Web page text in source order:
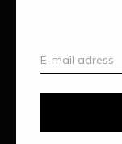
Categorieën